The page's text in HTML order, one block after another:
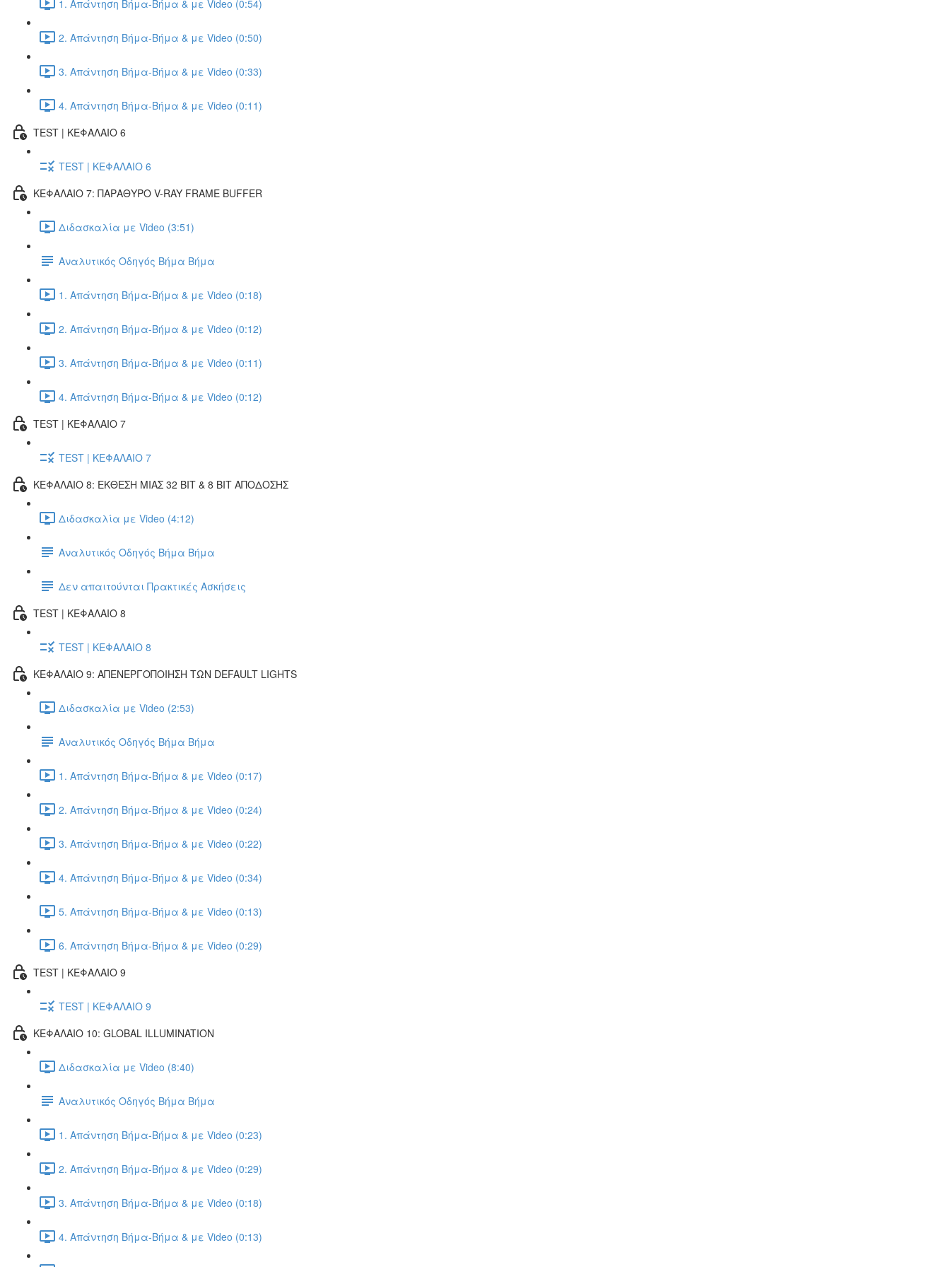
1. Απάντηση Βήμα-Βήμα & με Video (0:54)
2. Απάντηση Βήμα-Βήμα & με Video (0:50)
3. Απάντηση Βήμα-Βήμα & με Video (0:33)
4. Απάντηση Βήμα-Βήμα & με Video (0:11)
TEST | ΚΕΦΑΛΑΙΟ 6
TEST | ΚΕΦΑΛΑΙΟ 6
ΚΕΦΑΛΑΙΟ 7: ΠΑΡΑΘΥΡΟ V-RAY FRAME BUFFER
Διδασκαλία με Video (3:51)
Αναλυτικός Οδηγός Βήμα Βήμα
1. Απάντηση Βήμα-Βήμα & με Video (0:18)
2. Απάντηση Βήμα-Βήμα & με Video (0:12)
3. Απάντηση Βήμα-Βήμα & με Video (0:11)
4. Απάντηση Βήμα-Βήμα & με Video (0:12)
TEST | ΚΕΦΑΛΑΙΟ 7
TEST | ΚΕΦΑΛΑΙΟ 7
ΚΕΦΑΛΑΙΟ 8: ΕΚΘΕΣΗ ΜΙΑΣ 32 BIT & 8 BIT ΑΠΟΔΟΣΗΣ
Διδασκαλία με Video (4:12)
Αναλυτικός Οδηγός Βήμα Βήμα
Δεν απαιτούνται Πρακτικές Ασκήσεις
TEST | ΚΕΦΑΛΑΙΟ 8
TEST | ΚΕΦΑΛΑΙΟ 8
ΚΕΦΑΛΑΙΟ 9: ΑΠΕΝΕΡΓΟΠΟΙΗΣΗ ΤΩΝ DEFAULT LIGHTS
Διδασκαλία με Video (2:53)
Αναλυτικός Οδηγός Βήμα Βήμα
1. Απάντηση Βήμα-Βήμα & με Video (0:17)
2. Απάντηση Βήμα-Βήμα & με Video (0:24)
3. Απάντηση Βήμα-Βήμα & με Video (0:22)
4. Απάντηση Βήμα-Βήμα & με Video (0:34)
5. Απάντηση Βήμα-Βήμα & με Video (0:13)
6. Απάντηση Βήμα-Βήμα & με Video (0:29)
TEST | ΚΕΦΑΛΑΙΟ 9
TEST | ΚΕΦΑΛΑΙΟ 9
ΚΕΦΑΛΑΙΟ 10: GLOBAL ILLUMINATION
Διδασκαλία με Video (8:40)
Αναλυτικός Οδηγός Βήμα Βήμα
1. Απάντηση Βήμα-Βήμα & με Video (0:23)
2. Απάντηση Βήμα-Βήμα & με Video (0:29)
3. Απάντηση Βήμα-Βήμα & με Video (0:18)
4. Απάντηση Βήμα-Βήμα & με Video (0:13)